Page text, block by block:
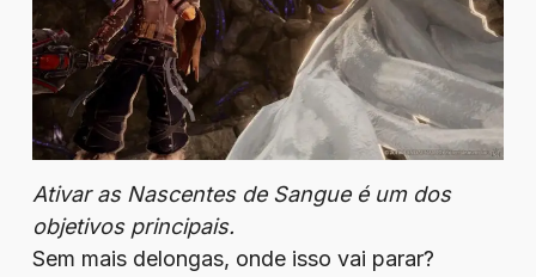
Ativar as Nascentes de Sangue é um dos
objetivos principais.
Sem mais delongas, onde isso vai parar?